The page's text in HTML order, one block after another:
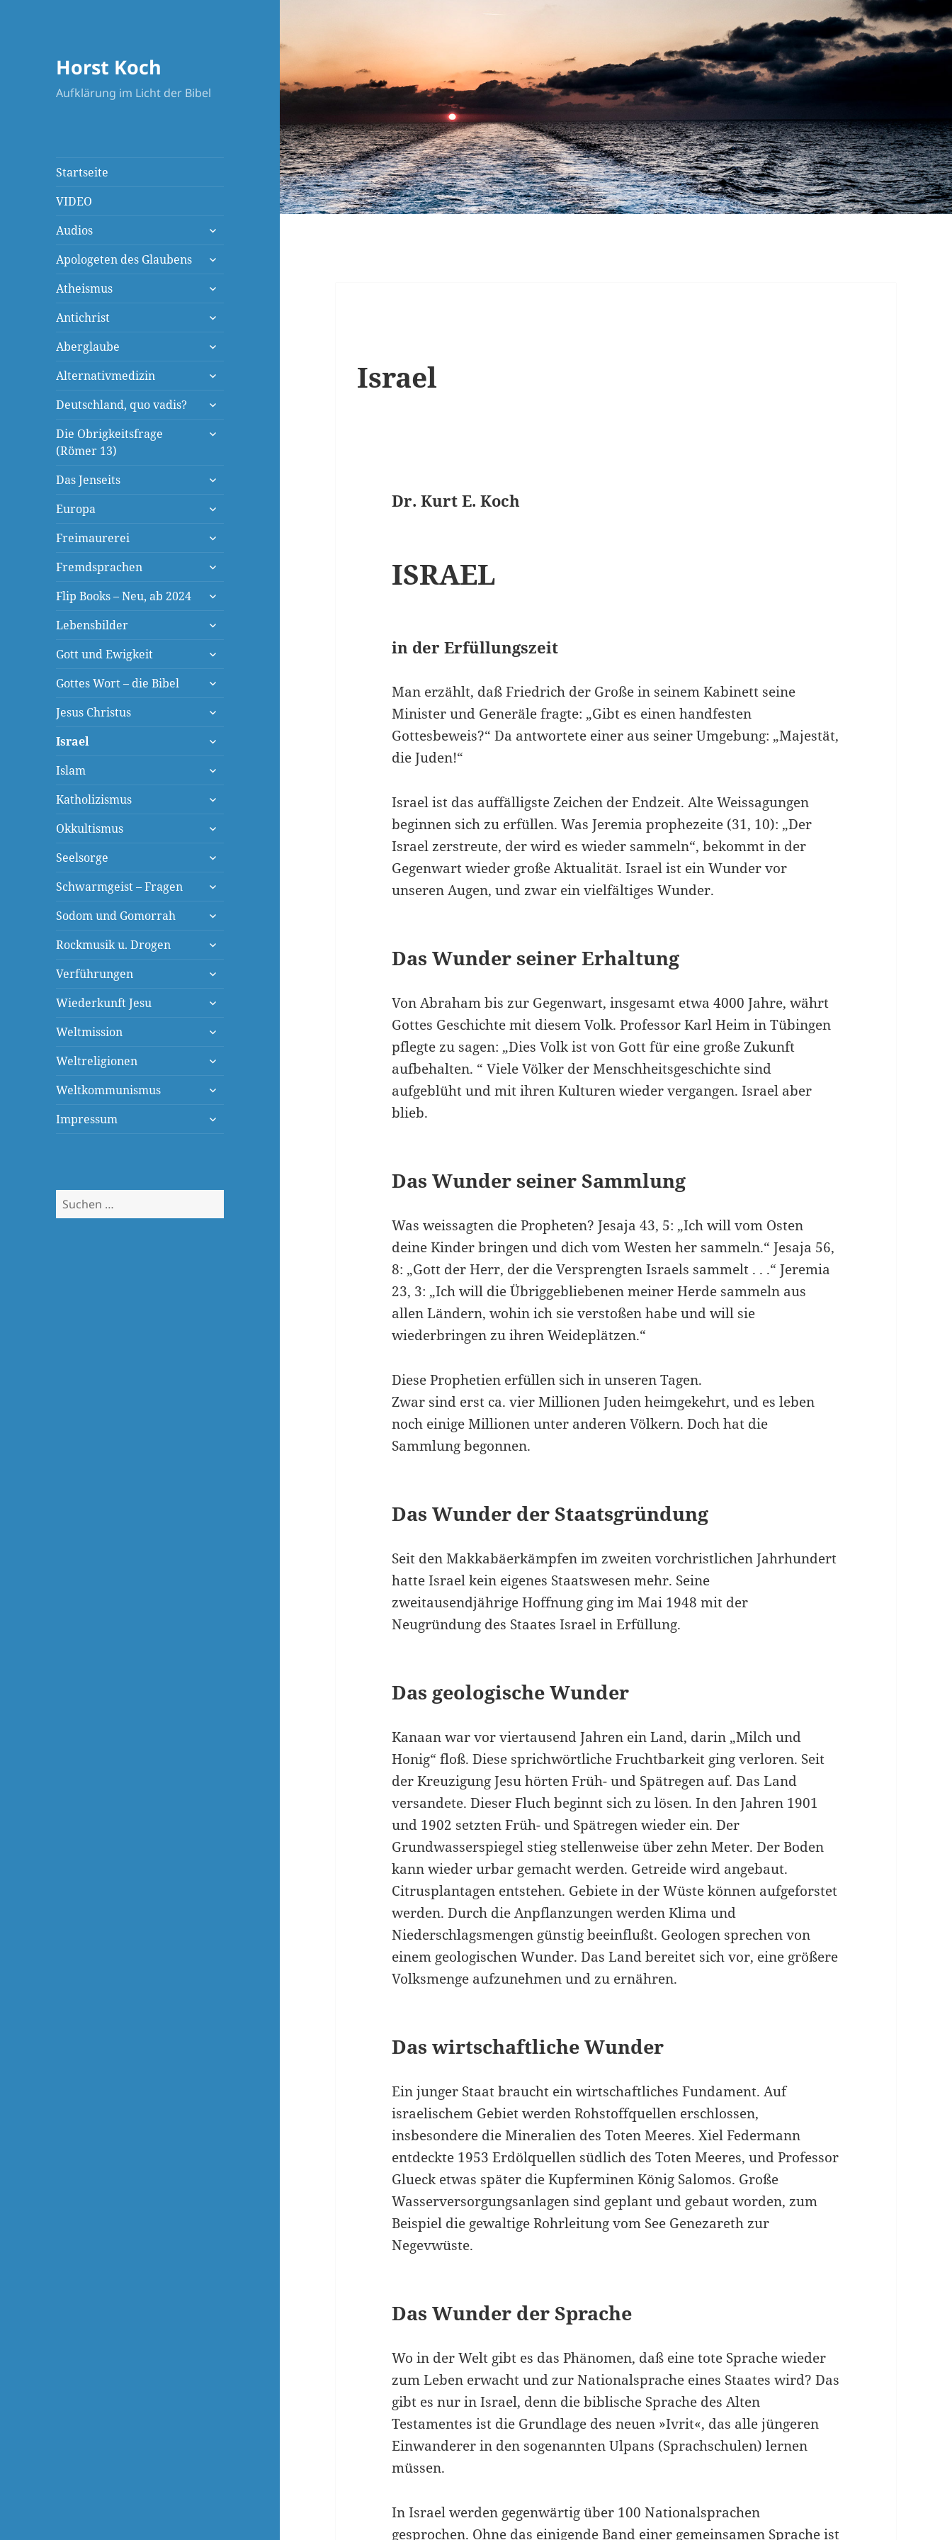
Horst Koch
Aufklärung im Licht der Bibel
Startseite
VIDEO
Audios
untermenü
Apologeten des Glaubens
untermenü
Atheismus
untermenü
Antichrist
untermenü
Aberglaube
untermenü
Alternativmedizin
untermenü
Deutschland, quo vadis?
untermenü
Die Obrigkeitsfrage
(Römer 13)
untermenü
Das Jenseits
untermenü
Europa
untermenü
Freimaurerei
untermenü
Fremdsprachen
untermenü
Flip Books – Neu, ab 2024
untermenü
Lebensbilder
untermenü
Gott und Ewigkeit
untermenü
Gottes Wort – die Bibel
untermenü
Jesus Christus
untermenü
Israel
untermenü
Islam
untermenü
Katholizismus
untermenü
Okkultismus
untermenü
Seelsorge
untermenü
Schwarmgeist – Fragen
untermenü
Sodom und Gomorrah
untermenü
Rockmusik u. Drogen
untermenü
Verführungen
untermenü
Wiederkunft Jesu
untermenü
Weltmission
untermenü
Weltreligionen
untermenü
Weltkommunismus
untermenü
Impressum
untermenü
Suchen
nach:
Israel
Dr. Kurt E. Koch
ISRAEL
in der Erfüllungszeit
Man erzählt, daß Friedrich der Große in seinem Kabinett seine
Minister und Generäle fragte: „Gibt es einen handfesten
Gottesbeweis?“ Da antwortete einer aus seiner Umgebung: „Majestät,
die Juden!“
Israel ist das auffälligste Zeichen der Endzeit. Alte Weissagungen
beginnen sich zu erfüllen. Was Jeremia prophezeite (31, 10): „Der
Israel zerstreute, der wird es wieder sammeln“, bekommt in der
Gegenwart wieder große Aktualität. Israel ist ein Wunder vor
unseren Augen, und zwar ein vielfältiges Wunder.
Das Wunder seiner Erhaltung
Von Abraham bis zur Gegenwart, insgesamt etwa 4000 Jahre, währt
Gottes Geschichte mit diesem Volk. Professor Karl Heim in Tübingen
pflegte zu sagen: „Dies Volk ist von Gott für eine große Zukunft
aufbehalten. “ Viele Völker der Menschheitsgeschichte sind
aufgeblüht und mit ihren Kulturen wieder vergangen. Israel aber
blieb.
Das Wunder seiner Sammlung
Was weissagten die Propheten? Jesaja 43, 5: „Ich will vom Osten
deine Kinder bringen und dich vom Westen her sammeln.“ Jesaja 56,
8: „Gott der Herr, der die Versprengten Israels sammelt . . .“ Jeremia
23, 3: „Ich will die Übriggebliebenen meiner Herde sammeln aus
allen Ländern, wohin ich sie verstoßen habe und will sie
wiederbringen zu ihren Weideplätzen.“
Diese Prophetien erfüllen sich in unseren Tagen.
Zwar sind erst ca. vier Millionen Juden heimgekehrt, und es leben
noch einige Millionen unter anderen Völkern. Doch hat die
Sammlung begonnen.
Das Wunder der Staatsgründung
Seit den Makkabäerkämpfen im zweiten vorchristlichen Jahrhundert
hatte Israel kein eigenes Staatswesen mehr. Seine
zweitausendjährige Hoffnung ging im Mai 1948 mit der
Neugründung des Staates Israel in Erfüllung.
Das geologische Wunder
Kanaan war vor viertausend Jahren ein Land, darin „Milch und
Honig“ floß. Diese sprichwörtliche Fruchtbarkeit ging verloren. Seit
der Kreuzigung Jesu hörten Früh- und Spätregen auf. Das Land
versandete. Dieser Fluch beginnt sich zu lösen. In den Jahren 1901
und 1902 setzten Früh- und Spätregen wieder ein. Der
Grundwasserspiegel stieg stellenweise über zehn Meter. Der Boden
kann wieder urbar gemacht werden. Getreide wird angebaut.
Citrusplantagen entstehen. Gebiete in der Wüste können aufgeforstet
werden. Durch die Anpflanzungen werden Klima und
Niederschlagsmengen günstig beeinflußt. Geologen sprechen von
einem geologischen Wunder. Das Land bereitet sich vor, eine größere
Volksmenge aufzunehmen und zu ernähren.
Das wirtschaftliche Wunder
Ein junger Staat braucht ein wirtschaftliches Fundament. Auf
israelischem Gebiet werden Rohstoffquellen erschlossen,
insbesondere die Mineralien des Toten Meeres. Xiel Federmann
entdeckte 1953 Erdölquellen südlich des Toten Meeres, und Professor
Glueck etwas später die Kupferminen König Salomos. Große
Wasserversorgungsanlagen sind geplant und gebaut worden, zum
Beispiel die gewaltige Rohrleitung vom See Genezareth zur
Negevwüste.
Das Wunder der Sprache
Wo in der Welt gibt es das Phänomen, daß eine tote Sprache wieder
zum Leben erwacht und zur Nationalsprache eines Staates wird? Das
gibt es nur in Israel, denn die biblische Sprache des Alten
Testamentes ist die Grundlage des neuen »Ivrit«, das alle jüngeren
Einwanderer in den sogenannten Ulpans (Sprachschulen) lernen
müssen.
In Israel werden gegenwärtig über 100 Nationalsprachen
gesprochen. Ohne das einigende Band einer gemeinsamen Sprache ist